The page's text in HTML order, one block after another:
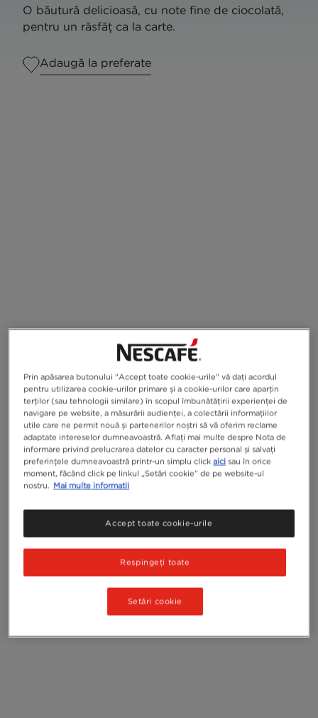
O băutură delicioasă, cu note fine de ciocolată,
pentru un răsfăț ca la carte.
Adaugă la preferate
Prin apăsarea butonului "Accept toate cookie-urile" vă dați acordul
pentru utilizarea cookie-urilor primare și a cookie-urilor care aparțin
terților (sau tehnologii similare) în scopul îmbunătățirii experienței de
navigare pe website, a măsurării audienței, a colectării informațiilor
utile care ne permit nouă și partenerilor noștri să vă oferim reclame
adaptate intereselor dumneavoastră. Aflați mai multe despre Nota de
informare privind prelucrarea datelor cu caracter personal și salvați
preferințele dumneavoastră printr-un simplu clickaici sau în orice
moment, făcând click pe linkul „Setări cookie” de pe website-ul
nostru. Mai multe informatii
Respingeți toate
Accept toate cookie-urile
Setări cookie